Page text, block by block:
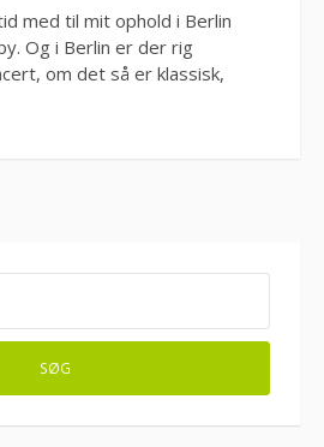
med til mit ophold i Berlin
Og i Berlin er der rig
om det så er klassisk,